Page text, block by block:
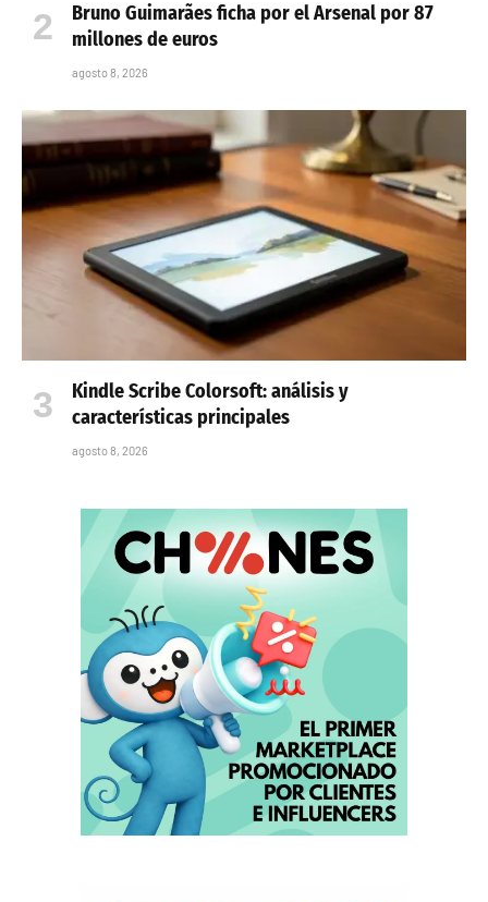
Bruno Guimarães ficha por el Arsenal por 87
millones de euros
agosto 8, 2026
Kindle Scribe Colorsoft: análisis y
características principales
agosto 8, 2026